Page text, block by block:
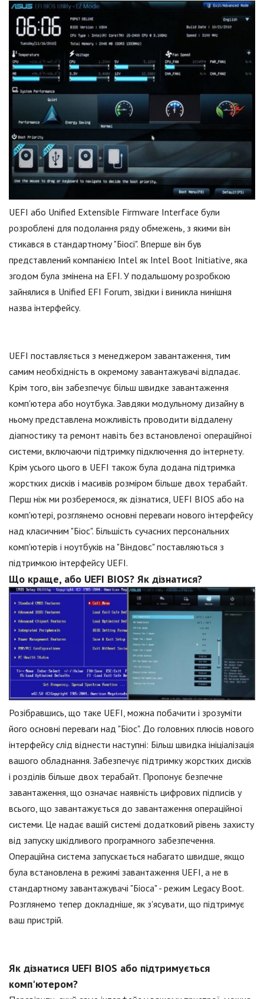
UEFI або Unified Extensible Firmware Interface були
розроблені для подолання ряду обмежень, з якими він
стикався в стандартному "Біосі". Вперше він був
представлений компанією Intel як Intel Boot Initiative, яка
згодом була змінена на EFI. У подальшому розробкою
зайнялися в Unified EFI Forum, звідки і виникла нинішня
назва інтерфейсу.
UEFI поставляється з менеджером завантаження, тим
самим необхідність в окремому завантажувачі відпадає.
Крім того, він забезпечує більш швидке завантаження
комп'ютера або ноутбука. Завдяки модульному дизайну в
ньому представлена можливість проводити віддалену
діагностику та ремонт навіть без встановленої операційної
системи, включаючи підтримку підключення до інтернету.
Крім усього цього в UEFI також була додана підтримка
жорстких дисків і масивів розміром більше двох терабайт.
Перш ніж ми розберемося, як дізнатися, UEFI BIOS або на
комп'ютері, розглянемо основні переваги нового інтерфейсу
над класичним "Біос". Більшість сучасних персональних
комп'ютерів і ноутбуків на "Віндовс" поставляються з
підтримкою інтерфейсу UEFI.
Що краще, або UEFI BIOS? Як дізнатися?
Розібравшись, що таке UEFI, можна побачити і зрозуміти
його основні переваги над "Біос". До головних плюсів нового
інтерфейсу слід віднести наступні: Більш швидка ініціалізація
вашого обладнання. Забезпечує підтримку жорстких дисків
і розділів більше двох терабайт. Пропонує безпечне
завантаження, що означає наявність цифрових підписів у
всього, що завантажується до завантаження операційної
системи. Це надає вашій системі додатковий рівень захисту
від запуску шкідливого програмного забезпечення.
Операційна система запускається набагато швидше, якщо
була встановлена в режимі завантаження UEFI, а не в
стандартному завантажувачі "Біоса" - режим Legacy Boot.
Розглянемо тепер докладніше, як з'ясувати, що підтримує
ваш пристрій.
Як дізнатися UEFI BIOS або підтримується
комп'ютером?